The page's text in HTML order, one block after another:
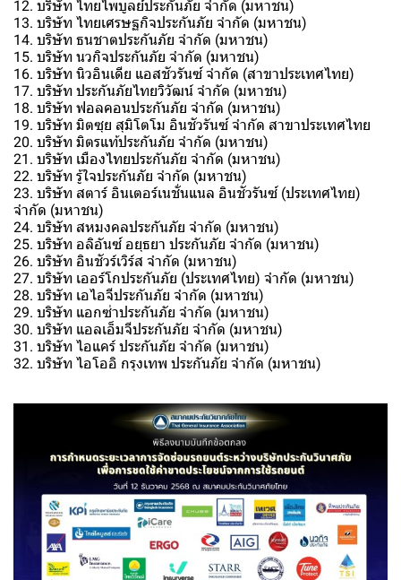
12. บริษัท ไทยไพบูลย์ประกันภัย จำกัด (มหาชน)
13. บริษัท ไทยเศรษฐกิจประกันภัย จำกัด (มหาชน)
14. บริษัท ธนชาตประกันภัย จำกัด (มหาชน)
15. บริษัท นวกิจประกันภัย จำกัด (มหาชน)
16. บริษัท นิวอินเดีย แอสชัวรันซ์ จำกัด (สาขาประเทศไทย)
17. บริษัท ประกันภัยไทยวิวัฒน์ จำกัด (มหาชน)
18. บริษัท ฟอลคอนประกันภัย จำกัด (มหาชน)
19. บริษัท มิตซุย สุมิโตโม อินชัวรันซ์ จำกัด สาขาประเทศไทย
20. บริษัท มิตรแท้ประกันภัย จำกัด (มหาชน)
21. บริษัท เมืองไทยประกันภัย จำกัด (มหาชน)
22. บริษัท รู้ใจประกันภัย จำกัด (มหาชน)
23. บริษัท สตาร์ อินเตอร์เนชั่นแนล อินชัวรันซ์ (ประเทศไทย)
จำกัด (มหาชน)
24. บริษัท สหมงคลประกันภัย จำกัด (มหาชน)
25. บริษัท อลิอันซ์ อยุธยา ประกันภัย จำกัด (มหาชน)
26. บริษัท อินชัวร์เวิร์ส จำกัด (มหาชน)
27. บริษัท เออร์โกประกันภัย (ประเทศไทย) จำกัด (มหาชน)
28. บริษัท เอไอจีประกันภัย จำกัด (มหาชน)
29. บริษัท แอกซ่าประกันภัย จำกัด (มหาชน)
30. บริษัท แอลเอ็มจีประกันภัย จำกัด (มหาชน)
31. บริษัท ไอแคร์ ประกันภัย จำกัด (มหาชน)
32. บริษัท ไอโออิ กรุงเทพ ประกันภัย จำกัด (มหาชน)